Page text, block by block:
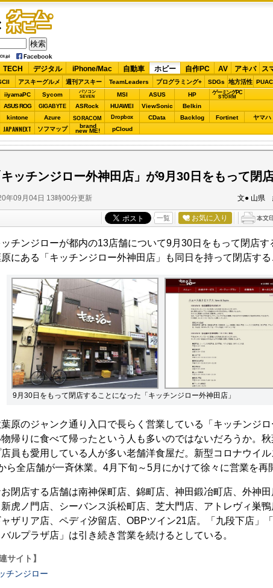
ーム・
ビー
TECH デジタル iPhone/Mac 自動車 ホビー 自作PC AV アキバ ス
アスキーグルメ 週刊アスキー TeamLeaders プログラミング+ SDGs 地方活性
iiyamaPC Sycom
パソコン
SEVEN
MSI ASUS HP ゲーミングPC
STORM
ASUS ROG GIGABYTE ASRock HUAWEI ViewSonic Belkin
kintone Azure SORACOM Dropbox CData Backlog Fortinet ヤマハ
JAPANNEXT ソフマップ brand
new ME! pCloud
キッチンジロー外神田店」が9月30日をもって閉
年09月04日 13時00分更新 文● 山県
一覧 お気に入り
チンジローが都内の13店舗について9月30日をもって閉店す
にある「キッチンジロー外神田店」も同日を持って閉店する
9月30日をもって閉店することになった「キッチンジロー外神田店」
原のジャンク通り入口で長らく営業している「キッチンジロ
帰りに食べて帰ったという人も多いのではないだろうか。秋
店員も愛用している人が多い老舗洋食屋だ。新型コロナウイル
ら全店舗が一斉休業。4月下旬～5月にかけて徐々に営業を再
閉店する店舗は南神保町店、錦町店、神田鍛冶町店、外神田
新虎ノ門店、シーバンス浜松町店、芝大門店、アトレヴィ巣
ャザリア店、ペディ汐留店、OBPツイン21店。「九段下店」
ルプラザ店」は引き続き営業を続けるとしている。
サイト】
チンジロー